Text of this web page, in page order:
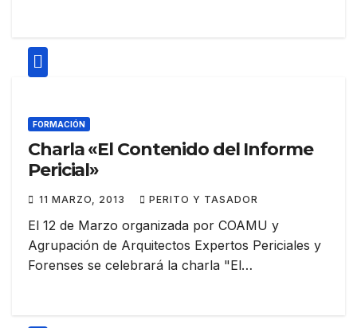
FORMACIÓN
Charla «El Contenido del Informe
Pericial»
11 MARZO, 2013 PERITO Y TASADOR
El 12 de Marzo organizada por COAMU y
Agrupación de Arquitectos Expertos Periciales y
Forenses se celebrará la charla "El…